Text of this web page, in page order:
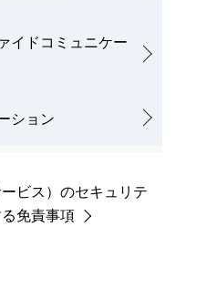
イドコミュニケー
ション
ビス）のセキュリテ
免責事項